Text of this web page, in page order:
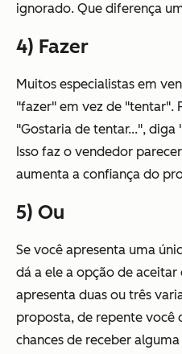
ignorado. Que diferença
4) Fazer
Muitos especialistas em
"fazer" em vez de "tentar".
"Gostaria de tentar...", diga
Isso faz o vendedor
aumenta a confiança do
5) Ou
Se você apresenta uma
dá a ele a opção de aceitar
apresenta duas ou três
proposta, de repente você
chances de receber